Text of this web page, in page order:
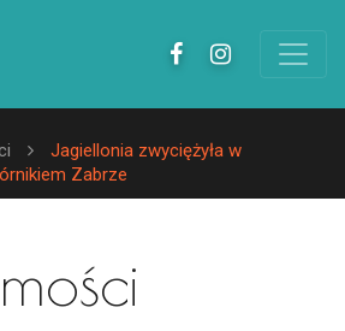
Jagiellonia zwyciężyła w
Zabrze